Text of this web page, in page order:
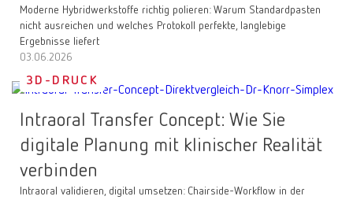
Moderne Hybridwerkstoffe richtig polieren: Warum Standardpasten
nicht ausreichen und welches Protokoll perfekte, langlebige
Ergebnisse liefert
03.06.2026
3D-DRUCK
Intraoral Transfer Concept: Wie Sie
digitale Planung mit klinischer Realität
verbinden
Intraoral validieren, digital umsetzen: Chairside-Workflow in der